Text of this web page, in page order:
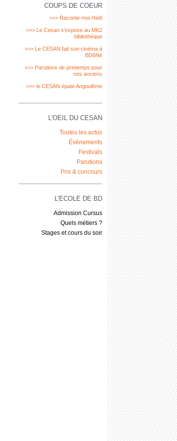
COUPS DE COEUR
>>> Raconte-moi Haïti
>>> Le Cesan s’expose au MK2
bibliothèque
>>> Le CESAN fait son cinéma à
BD6Né
>>> Parutions de printemps pour
nos anciens
>>> le CESAN épate Angoulême
L'OEIL DU CESAN
Toutes les actus
Évènements
Festivals
Parutions
Prix & concours
L'ECOLE DE BD
Admission Cursus
Quels métiers ?
Stages et cours du soir